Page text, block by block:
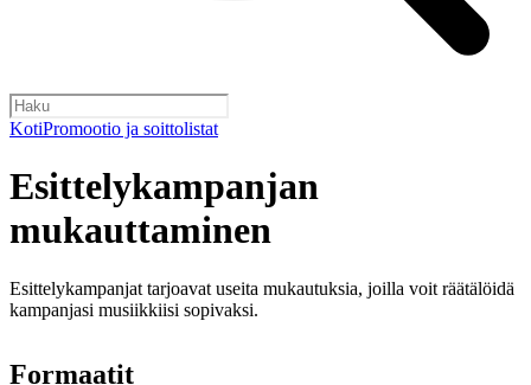
KotiPromootio ja soittolistat
Esittelykampanjan
mukauttaminen
Esittelykampanjat tarjoavat useita mukautuksia, joilla voit räätälöidä
kampanjasi musiikkiisi sopivaksi.
Formaatit